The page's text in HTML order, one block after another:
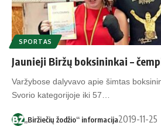
SPORTAS
Jaunieji Biržų boksininkai –
Var­žy­bo­se da­ly­va­vo apie šim­tas
Svo­rio ka­te­go­ri­jo­je iki 57…
„Biržiečių žodžio“ informacija2019-11-25